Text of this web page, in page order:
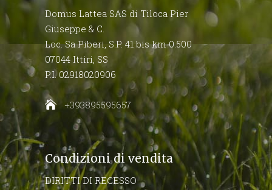
Domus Lattea SAS di Tiloca Pier
Giuseppe & C.
Loc. Sa Piberi, S.P. 41 bis km 0.500
07044 Ittiri, SS
P.I. 02918020906
+393895595657
Condizioni di vendita
DIRITTI DI RECESSO